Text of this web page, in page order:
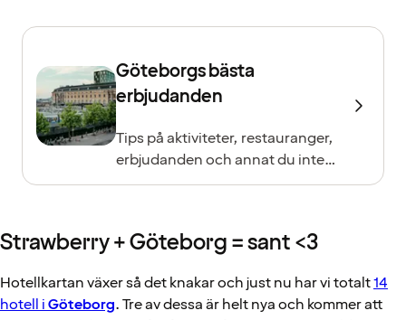
Göteborgs bästa
erbjudanden
Tips på aktiviteter, restauranger,
erbjudanden och annat du inte
vill missa!
Strawberry + Göteborg = sant <3
Hotellkartan växer så det knakar och just nu har vi totalt14
hotell iGöteborg. Tre av dessa är helt nya och kommer att